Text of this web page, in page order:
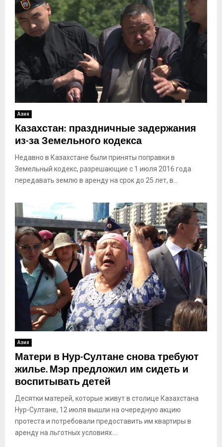
Азия
Казахстан: праздничные задержания
из-за Земельного кодекса
Недавно в Казахстане были приняты поправки в
Земельный кодекс, разрешающие с 1 июля 2016 года
передавать землю в аренду на срок до 25 лет, в...
Азия
Матери в Нур-Султане снова требуют
жилье. Мэр предложил им сидеть и
воспитывать детей
Десятки матерей, которые живут в столице Казахстана
Нур-Султане, 12 июля вышли на очередную акцию
протеста и потребовали предоставить им квартиры в
аренду на льготных условиях....